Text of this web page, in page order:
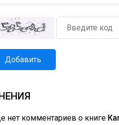
Добавить
нет комментариев о книге